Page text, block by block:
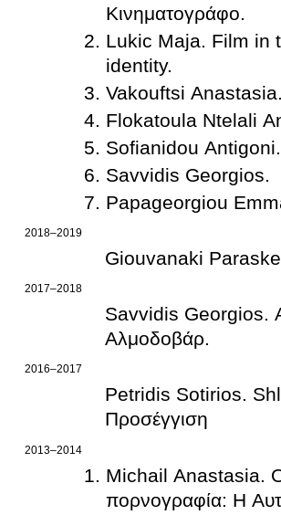
Κινηματογράφο.
Lukic Maja. Film in
identity.
Vakouftsi
Flokatoula Ntelali
Sofianidou Antigoni.
Savvidis Georgios.
Papageorgiou
2018–2019
Giouvanaki
2017–2018
Savvidis Georgios.
Αλμοδοβάρ.
2016–2017
Petridis Sotirios.
Προσέγγιση
2013–2014
Michail Anastasia. Ο
πορνογραφία: Η